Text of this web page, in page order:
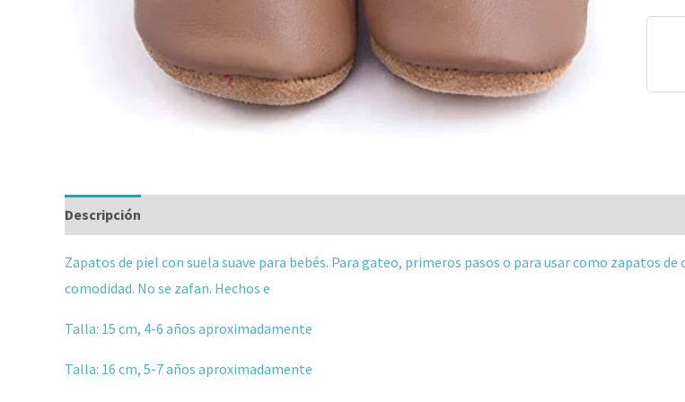
Descripción
Zapatos de piel con suela suave para bebés. Para gateo, primeros pasos o para usar como zapatos
comodidad. No se zafan. Hechos e
Talla: 15 cm, 4-6 años aproximadamente
Talla: 16 cm, 5-7 años aproximadamente